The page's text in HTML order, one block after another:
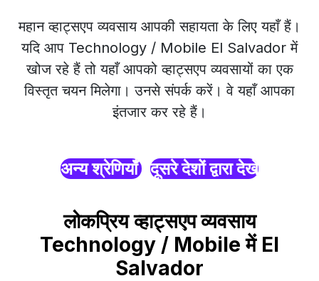
महान व्हाट्सएप व्यवसाय आपकी सहायता के लिए यहाँ हैं।
यदि आप Technology / Mobile El Salvador में
खोज रहे हैं तो यहाँ आपको व्हाट्सएप व्यवसायों का एक
विस्तृत चयन मिलेगा। उनसे संपर्क करें। वे यहाँ आपका
इंतजार कर रहे हैं।
अन्य श्रेणियाँ दूसरे देशों द्वारा देखें
लोकप्रिय व्हाट्सएप व्यवसाय
Technology / Mobile में El
Salvador